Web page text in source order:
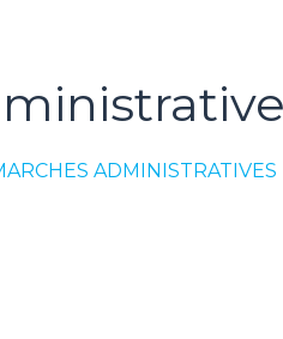
ADMINISTRATIVES